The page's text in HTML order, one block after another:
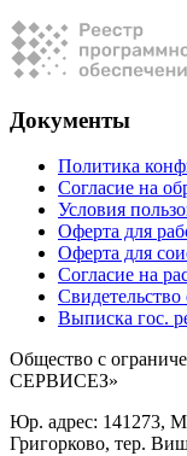
Документы
Политика
Согласие на
Условия
Оферта для
Оферта для
Согласие на
Выписка гос.
Общество с
СЕРВИСЕЗ»
Юр. адрес: 141273,
Григорково, тер.